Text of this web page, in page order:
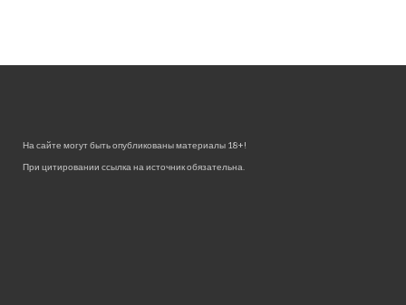
На сайте могут быть опубликованы материалы 18+!
При цитировании ссылка на источник обязательна.